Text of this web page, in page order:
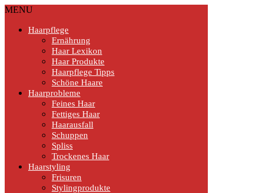
MENU
Haarpflege
Ernährung
Haar Lexikon
Haar Produkte
Haarpflege Tipps
Schöne Haare
Haarprobleme
Feines Haar
Fettiges Haar
Haarausfall
Schuppen
Spliss
Trockenes Haar
Haarstyling
Frisuren
Stylingprodukte